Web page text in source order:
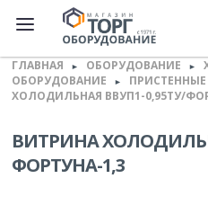
ГЛАВНАЯ ► ОБОРУДОВАНИЕ ►
ОБОРУДОВАНИЕ
►
ХОЛОДИЛЬНАЯ ВВУП1-0,95ТУ/
ВИТРИНА
ФОРТУНА-1,3